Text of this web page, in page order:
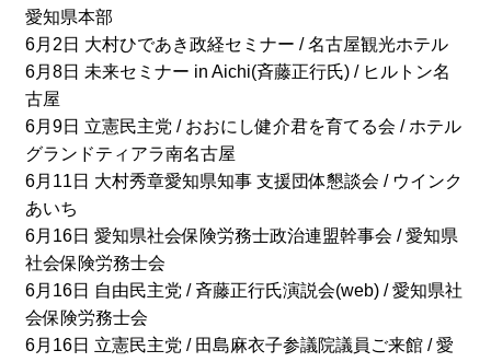
愛知県本部
6月2日 大村ひであき政経セミナー / 名古屋観光ホテル
6月8日 未来セミナー in Aichi(斉藤正行氏) / ヒルトン名
古屋
6月9日 立憲民主党 / おおにし健介君を育てる会 / ホテル
グランドティアラ南名古屋
6月11日 大村秀章愛知県知事 支援団体懇談会 / ウインク
あいち
6月16日 愛知県社会保険労務士政治連盟幹事会 / 愛知県
社会保険労務士会
6月16日 自由民主党 / 斉藤正行氏演説会(web) / 愛知県社
会保険労務士会
6月16日 立憲民主党 / 田島麻衣子参議院議員ご来館 / 愛